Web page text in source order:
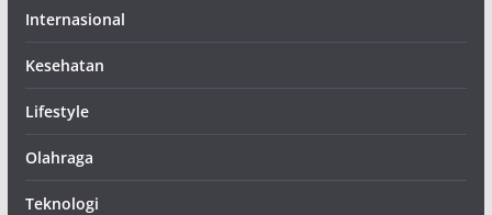
Internasional
Kesehatan
Lifestyle
Olahraga
Teknologi